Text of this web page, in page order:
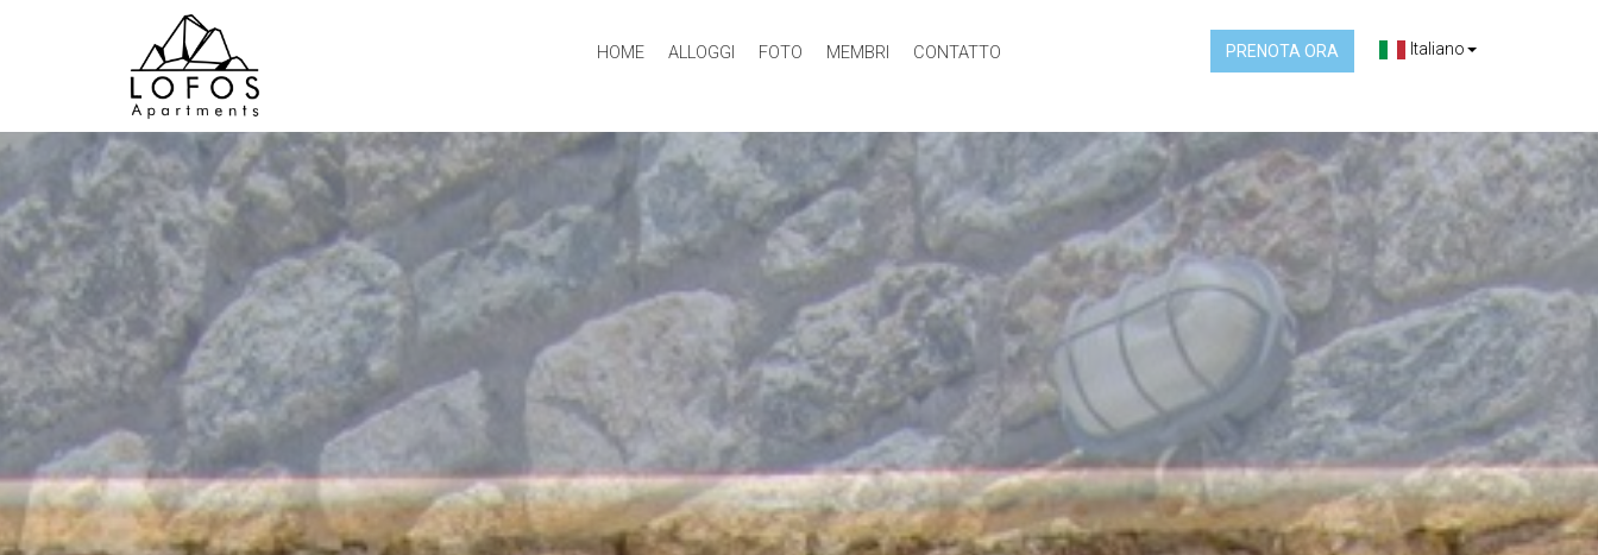
HOME ALLOGGI FOTO MEMBRI CONTATTO Italiano
PRENOTA ORA